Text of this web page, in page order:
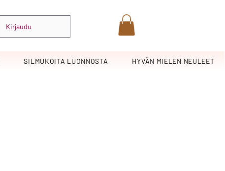
Kirjaudu
SILMUKOITA LUONNOSTA HYVÄN MIELEN NEULEET